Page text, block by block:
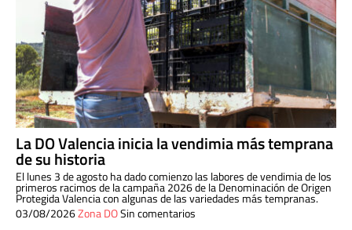
La DO Valencia inicia la vendimia más temprana
de su historia
El lunes 3 de agosto ha dado comienzo las labores de vendimia de los
primeros racimos de la campaña 2026 de la Denominación de Origen
Protegida Valencia con algunas de las variedades más tempranas.
03/08/2026Zona DOSin comentarios